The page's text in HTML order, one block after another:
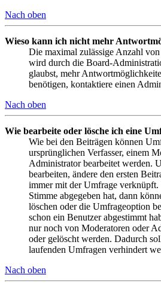
Nach oben
Wieso kann ich nicht mehr
Die maximal zulässige Anzahl
wird durch die Board-
glaubst, mehr
benötigen, kontaktiere einen
Nach oben
Wie bearbeite oder lösche ich eine
Wie bei den Beiträgen können
ursprünglichen Verfasser, einem
Administrator bearbeitet werden.
bearbeiten, ändere den ersten
immer mit der Umfrage verknüpft.
Stimme abgegeben hat, dann
löschen oder die Umfrageoption
schon ein Benutzer abgestimmt
nur noch von Moderatoren oder
oder gelöscht werden. Dadurch
laufenden Umfragen verhindert
Nach oben